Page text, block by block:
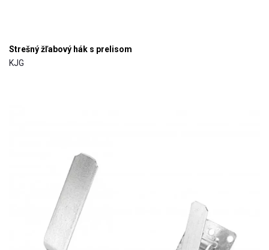
Strešný žľabový hák s prelisom
KJG